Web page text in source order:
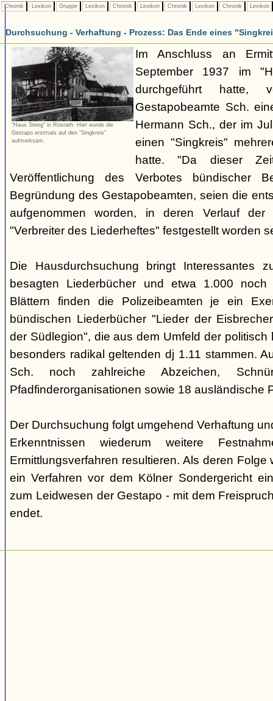
Chronik Lexikon Gruppe Lexikon Chronik Lexikon Chronik Lexikon Chronik Lexikon
Durchsuchung - Verhaftung - Prozess: Das Ende eines
"Haus Steeg" in Rösrath: Hier wurde die
Gestapo erstmals auf den "Singkreis"
aufmerksam.
Im Anschluss an
September 1937 im
durchgeführt hatte,
Gestapobeamte Sch.
Hermann Sch., der im
einen "Singkreis"
hatte. "Da dieser
Veröffentlichung des Verbotes bündischer
Begründung des Gestapobeamten, seien die
aufgenommen worden, in deren Verlauf der
"Verbreiter des Liederheftes" festgestellt worden
Die Hausdurchsuchung bringt Interessantes
besagten Liederbücher und etwa 1.000 noch
Blättern finden die Polizeibeamten je ein
bündischen Liederbücher "Lieder der
der Südlegion", die aus dem Umfeld der
besonders radikal geltenden dj 1.11 stammen.
Sch. noch zahlreiche Abzeichen,
Pfadfinderorganisationen sowie 18 ausländische
Der Durchsuchung folgt umgehend Verhaftung
Erkenntnissen wiederum weitere
Ermittlungsverfahren resultieren. Als deren
ein Verfahren vor dem Kölner Sondergericht
zum Leidwesen der Gestapo - mit dem
endet.